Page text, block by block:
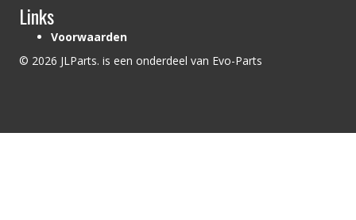
Links
Voorwaarden
© 2026 JLParts. is een onderdeel van Evo-Parts